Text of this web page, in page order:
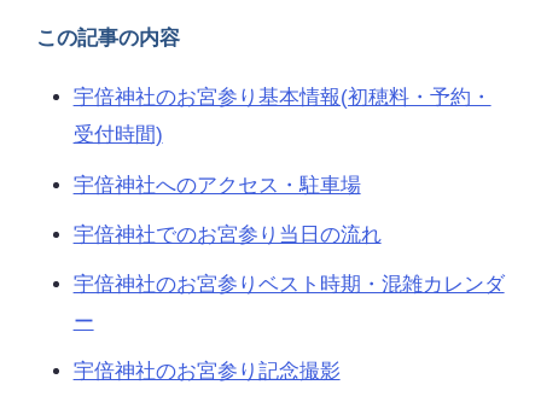
この記事の内容
宇倍神社のお宮参り基本情報(初穂料・予約・
受付時間)
宇倍神社へのアクセス・駐車場
宇倍神社でのお宮参り当日の流れ
宇倍神社のお宮参りベスト時期・混雑カレンダ
ー
宇倍神社のお宮参り記念撮影